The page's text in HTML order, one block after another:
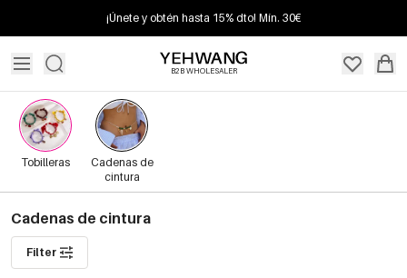
¡Únete y obtén hasta 15% dto! Mín. 30€
B2B WHOLESALER
Tobilleras
Cadenas de
cintura
Cadenas de cintura
Filter